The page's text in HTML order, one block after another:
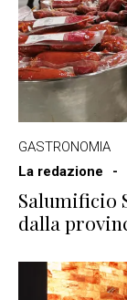
GASTRONOMIA
La redazione
Salumificio
dalla